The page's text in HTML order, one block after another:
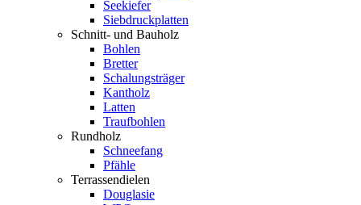
Seekiefer
Siebdruckplatten
Schnitt- und Bauholz
Bohlen
Bretter
Schalungsträger
Kantholz
Latten
Traufbohlen
Rundholz
Schneefang
Pfähle
Terrassendielen
Douglasie